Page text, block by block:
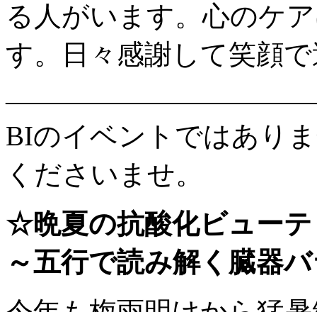
る人がいます。心のケ
す。日々感謝して笑顔
BIのイベントではあり
くださいませ。
☆晩夏の抗酸化ビュー
～五行で読み解く臓器